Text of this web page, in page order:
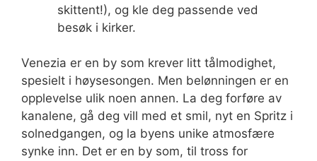
skittent!), og kle deg passende ved
besøk i kirker.
Venezia er en by som krever litt tålmodighet,
spesielt i høysesongen. Men belønningen er en
opplevelse ulik noen annen. La deg forføre av
kanalene, gå deg vill med et smil, nyt en Spritz i
solnedgangen, og la byens unike atmosfære
synke inn. Det er en by som, til tross for